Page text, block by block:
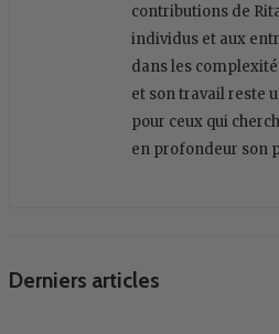
contributions de
individus et aux
dans les
et son travail reste
pour ceux qui
en profondeur son
Derniers articles